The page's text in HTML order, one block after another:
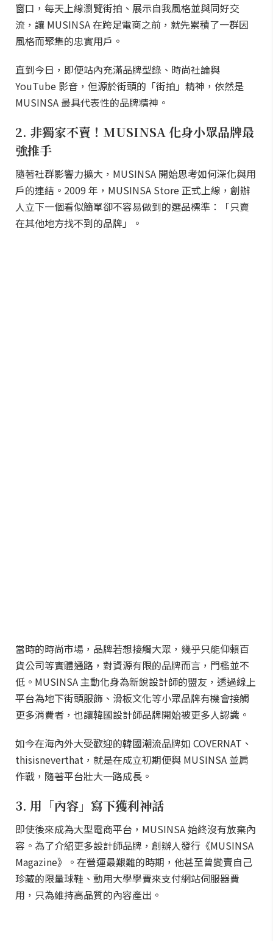
窗口，每天上線瀏覽街拍、展示自我風格並與同好交
流，讓 MUSINSA 在跨足電商之前，就先累積了一群因
風格而聚集的忠實用戶。
直到今日，即便站內充滿品牌型錄、時尚社論與
YouTube 影音，但源於街頭的「街拍」精神，依然是
MUSINSA 最具代表性的品牌精神。
2. 非獨家不賣！MUSINSA 化身小眾品牌最
強推手
隨著社群影響力擴大，MUSINSA 開始思考如何深化與用
戶的連結。2009 年，MUSINSA Store 正式上線，創辦
人立下一個看似簡單卻不容易做到的選品標準：「只賣
在其他地方找不到的品牌」。
當時的時尚市場，品牌若想接觸大眾，幾乎只能仰賴百
貨公司等實體通路，對資源有限的品牌而言，門檻並不
低。MUSINSA 主動化身為新銳設計師的盟友，透過線上
平台為地下街頭服飾、滑板文化等小眾品牌有機會接觸
更多消費者，也讓韓國設計師品牌開始被更多人認識。
如今在海內外大受歡迎的韓國潮流品牌如 COVERNAT、
thisisneverthat，就是在成立初期便與 MUSINSA 並肩
作戰，隨著平台壯大一路成長。
3. 用「內容」寫下獲利神話
即使後來成為大型電商平台，MUSINSA 始終沒有放棄內
容。為了介紹更多設計師品牌，創辦人發行《MUSINSA
Magazine》。在營運最艱難的時期，他甚至曾變賣自己
珍藏的限量球鞋、動用大學學費來支付網站伺服器費
用，只為維持高品質的內容產出。